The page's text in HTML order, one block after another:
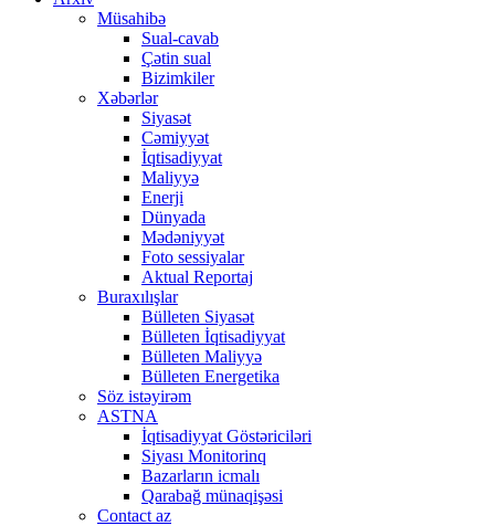
Müsahibə
Sual-cavab
Çətin sual
Bizimkiler
Xəbərlər
Siyasət
Cəmiyyət
İqtisadiyyat
Maliyyə
Enerji
Dünyada
Mədəniyyət
Foto sessiyalar
Aktual Reportaj
Buraxılışlar
Bülleten Siyasət
Bülleten İqtisadiyyat
Bülleten Maliyyə
Bülleten Energetika
Söz istəyirəm
ASTNA
İqtisadiyyat Göstəriciləri
Siyası Monitorinq
Bazarların icmalı
Qarabağ münaqişəsi
Contact az